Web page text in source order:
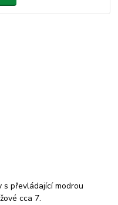
převládající modrou
cca 7.